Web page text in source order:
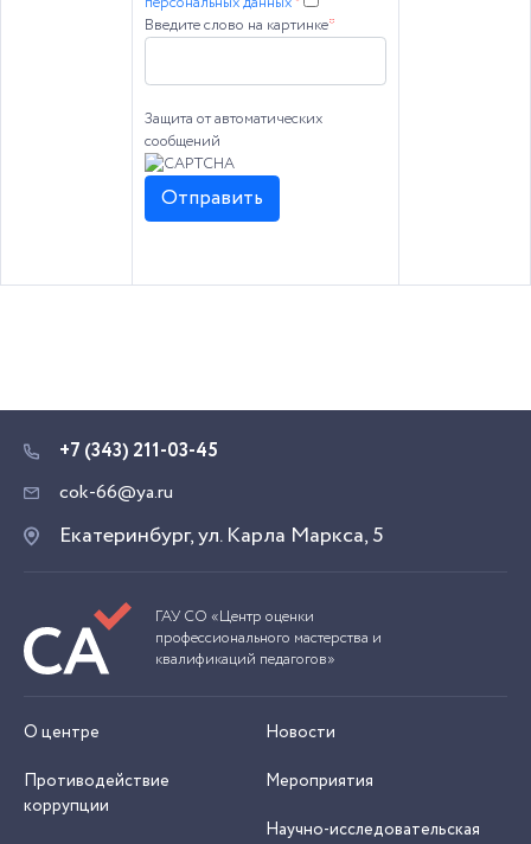
Введите слово на картинке*
Защита от автоматических
сообщений
ГАУ СО «Центр оценки
профессионального мастерства и
квалификаций педагогов»
О центре
Противодействие
коррупции
Новости
Мероприятия
Научно-исследовательская
+7 (343) 211-03-45
cok-66@ya.ru
Екатеринбург, ул. Карла Маркса, 5